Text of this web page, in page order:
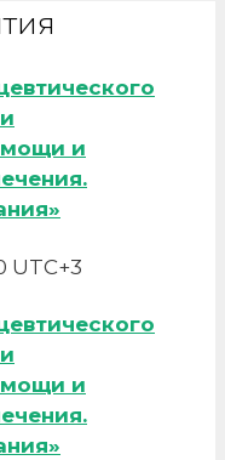
и
UTC+3
и